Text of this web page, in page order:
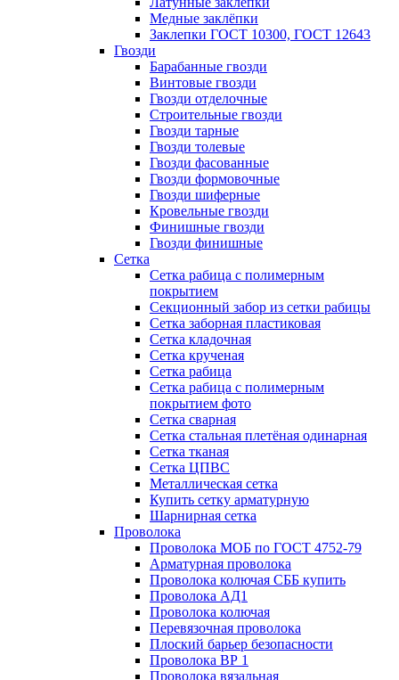
Медные заклёпки
Заклепки ГОСТ 10300, ГОСТ 12643
Гвозди
Барабанные гвозди
Винтовые гвозди
Гвозди отделочные
Строительные гвозди
Гвозди тарные
Гвозди толевые
Гвозди фасованные
Гвозди формовочные
Гвозди шиферные
Кровельные гвозди
Финишные гвозди
Гвозди финишные
Сетка
Сетка рабица с полимерным
покрытием
Секционный забор из сетки рабицы
Сетка заборная пластиковая
Сетка кладочная
Сетка крученая
Сетка рабица
Сетка рабица с полимерным
покрытием фото
Сетка сварная
Сетка стальная плетёная одинарная
Сетка тканая
Сетка ЦПВС
Металлическая сетка
Купить сетку арматурную
Шарнирная сетка
Проволока
Проволока МОБ по ГОСТ 4752-79
Арматурная проволока
Проволока колючая СББ купить
Проволока АД1
Проволока колючая
Перевязочная проволока
Плоский барьер безопасности
Проволока ВР 1
Проволока вязальная